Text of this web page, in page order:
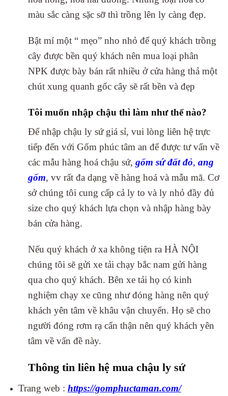
màu sắc càng sặc sỡ thì trồng lên ly càng đẹp.
Bật mí một “ mẹo” nho nhỏ để quý khách trồng
cây được bền quý khách nên mua loại phân
NPK được bày bán rất nhiều ở cửa hàng thả một
chút xung quanh gốc cây sẽ rất bền và đẹp
Tôi muốn nhập chậu thì làm như thế nào?
Để nhập chậu ly sứ giá sỉ, vui lòng liên hệ trực
tiếp đến với Gốm phúc tâm an để được tư vấn về
các mẫu hàng hoá chậu sứ, gốm sứ đất đỏ, ang
gốm, vv rất đa dạng về hàng hoá và mẫu mã. Cơ
sở chúng tôi cung cấp cả ly to và ly nhỏ đầy đủ
size cho quý khách lựa chọn và nhập hàng bày
bán cửa hàng.
Nếu quý khách ở xa không tiện ra HÀ NỘI
chúng tôi sẽ gửi xe tải chạy bắc nam gửi hàng
qua cho quý khách. Bên xe tải họ có kinh
nghiệm chạy xe cũng như đóng hàng nên quý
khách yên tâm về khâu vận chuyển. Họ sẽ cho
người đóng rơm rạ cẩn thận nên quý khách yên
tâm về vấn đề này.
Thông tin liên hệ mua chậu ly sứ
Trang web : https://gomphuctaman.com/